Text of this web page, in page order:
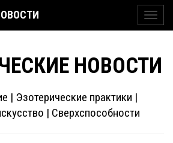
НОВОСТИ
| Эзотерические практики |
| Сверхспособности